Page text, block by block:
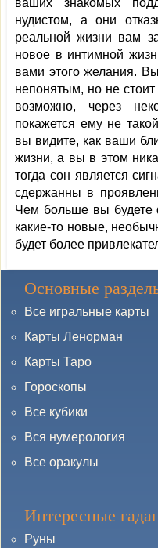
ваших знакомых
нудистом, а они
реальной жизни вам
новое в интимной
вами этого желания.
непонятым, но не
возможно, через
покажется ему не
вы видите, как ваши
жизни, а вы в этом
тогда сон является
сдержанны в
Чем больше вы будете
какие-то новые,
будет более
Основные
Все игральные карты
Карты Ленорман
Карты Таро
Гороскопы
Все кубики
Вся нумерология
Все оракулы
Интересные
Руны